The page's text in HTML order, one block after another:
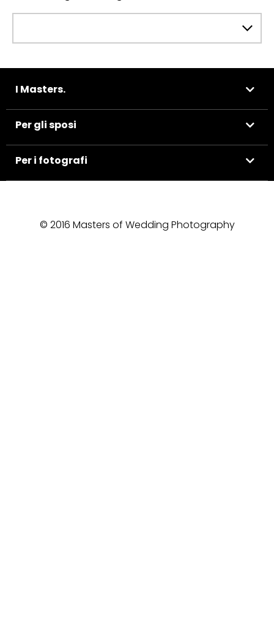
I Masters.
Per gli sposi
Per i fotografi
© 2016 Masters of Wedding Photography